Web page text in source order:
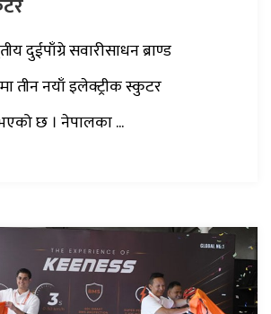
दुईपाँग्रे सवारीसाधन ब्राण्ड
तीन नयाँ इलेक्ट्रीक स्कुटर
छ । नेपालका ...